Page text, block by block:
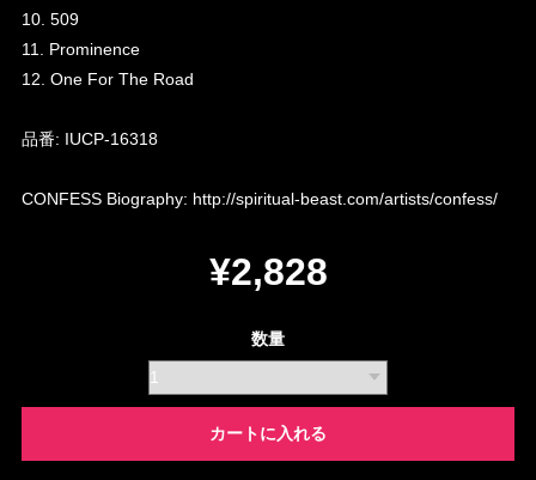
10. 509
11. Prominence
12. One For The Road
品番: IUCP-16318
CONFESS Biography: http://spiritual-beast.com/artists/confess/
¥2,828
数量
カートに入れる